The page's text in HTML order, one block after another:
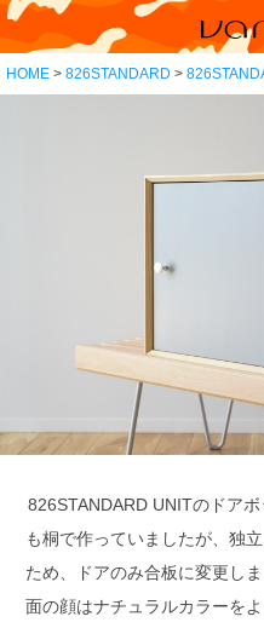
HOME 826STANDARD
826STANDARD UNITのドア
も桐で作っていましたが、独
ため、ドアのみ合板に変更し
面の顔はナチュラルカラーを